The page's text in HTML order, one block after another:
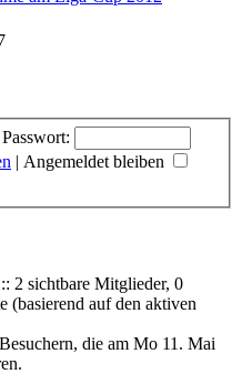
Passwort:
| Angemeldet bleiben
2 sichtbare Mitglieder, 0
(basierend auf den aktiven
Besuchern, die am Mo 11. Mai